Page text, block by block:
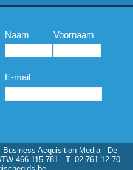
Naam Voornaam
E-mail
Business Acquisition Media - De
466 115 781 - T. 02 761 12 70 -